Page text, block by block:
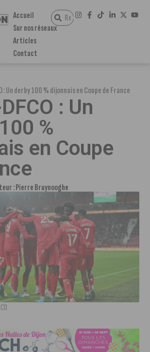
Accueil
Sur nos réseaux
Articles
Contact
: Un derby 100 % dijonnais en Coupe de France
: Un
%
en Coupe
:Pierre Bruynooghe